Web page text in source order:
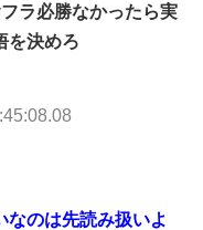
ラ必勝なかったら実
を決めろ
なのは先読み扱いよ